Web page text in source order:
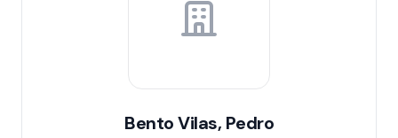
Bento Vilas, Pedro